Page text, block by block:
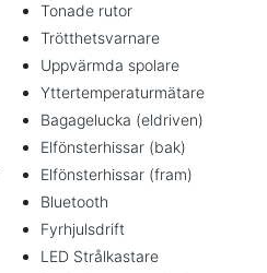
Tonade rutor
Trötthetsvarnare
Uppvärmda spolare
Yttertemperaturmätare
Bagagelucka (eldriven)
Elfönsterhissar (bak)
Elfönsterhissar (fram)
Bluetooth
Fyrhjulsdrift
LED Strålkastare